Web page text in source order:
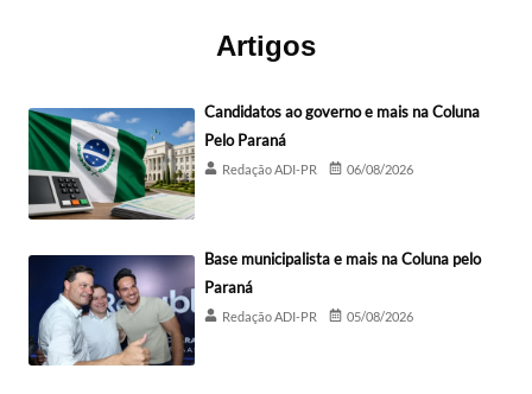
Artigos
Candidatos ao governo e mais na Coluna
Pelo Paraná
Redação ADI-PR 06/08/2026
Base municipalista e mais na Coluna pelo
Paraná
Redação ADI-PR 05/08/2026